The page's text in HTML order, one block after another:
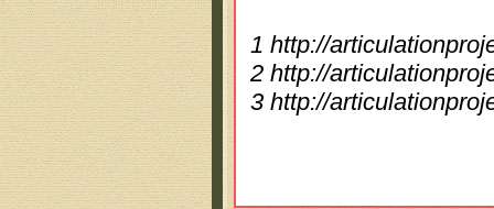
1 http://
2 http://
3 http://